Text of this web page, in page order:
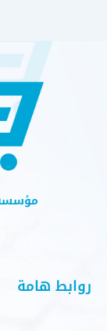
مؤسسة
روابط هامة